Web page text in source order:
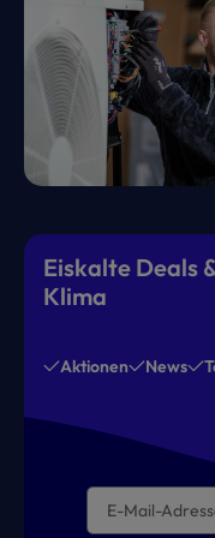
Eiskalte Deals
Klima
Aktionen News